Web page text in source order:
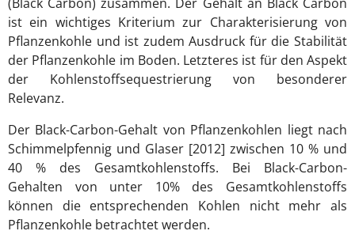
ist ein wichtiges Kriterium zur Charakterisierung von
Pflanzenkohle und ist zudem Ausdruck für die Stabilität
der Pflanzenkohle im Boden. Letzteres ist für den Aspekt
der Kohlenstoffsequestrierung von besonderer
Relevanz.
Der Black-Carbon-Gehalt von Pflanzenkohlen liegt nach
Schimmelpfennig und Glaser [2012] zwischen 10 % und
40 % des Gesamtkohlenstoffs. Bei Black-Carbon-
Gehalten von unter 10% des Gesamtkohlenstoffs
können die entsprechenden Kohlen nicht mehr als
Pflanzenkohle betrachtet werden.